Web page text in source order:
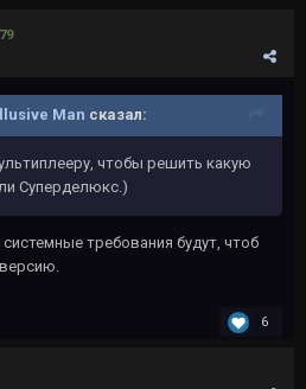
79
Man сказал:
чтобы решить какую
Суперделюкс.)
требования будут, чтоб
6